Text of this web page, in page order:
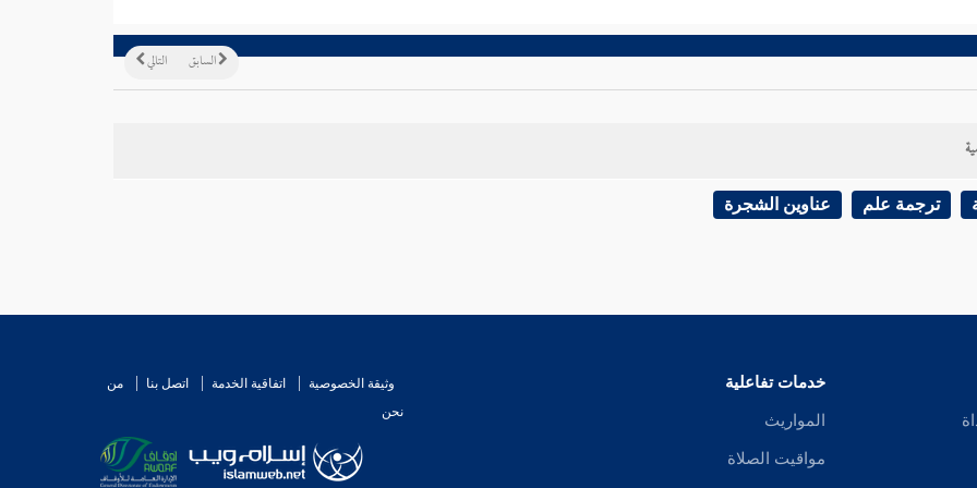
التالي السابق
ترجمة علم عناوين الشجرة
خدمات تفاعلية
المواريث
مواقيت الصلاة
وثيقة الخصوصية اتفاقية الخدمة اتصل بنا
من
نحن